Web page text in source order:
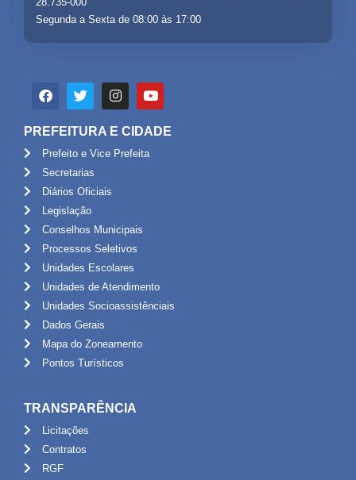
Segunda a Sexta de 08:00 às 17:00
PREFEITURA E CIDADE
Prefeito e Vice Prefeita
Secretarias
Diários Oficiais
Legislação
Conselhos Municipais
Processos Seletivos
Unidades Escolares
Unidades de Atendimento
Unidades Socioassistênciais
Dados Gerais
Mapa do Zoneamento
Pontos Turísticos
TRANSPARÊNCIA
Licitações
Contratos
RGF